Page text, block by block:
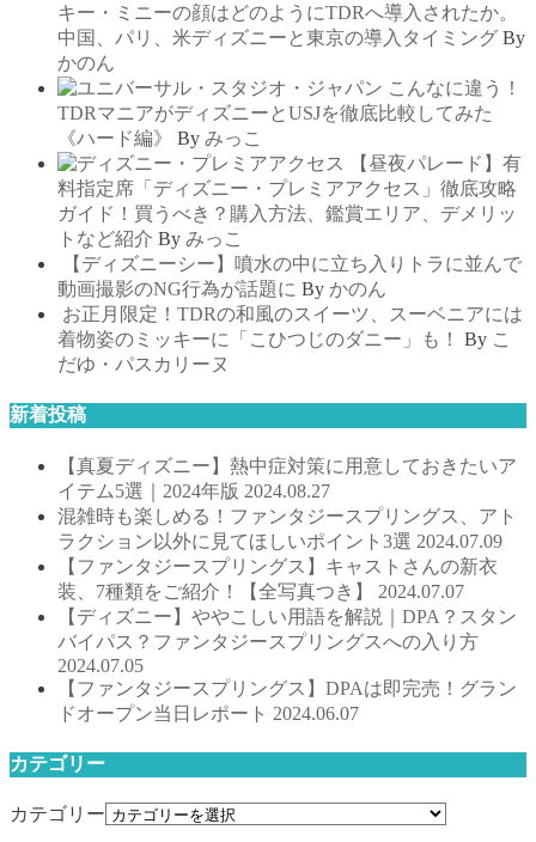
キー・ミニーの顔はどのようにTDRへ導入されたか。
中国、パリ、米ディズニーと東京の導入タイミング By
かのん
こんなに違う！
TDRマニアがディズニーとUSJを徹底比較してみた
《ハード編》
By みっこ
【昼夜パレード】有
料指定席「ディズニー・プレミアアクセス」徹底攻略
ガイド！買うべき？購入方法、鑑賞エリア、デメリッ
トなど紹介 By みっこ
【ディズニーシー】噴水の中に立ち入りトラに並んで
動画撮影のNG行為が話題に By かのん
お正月限定！TDRの和風のスイーツ、スーベニアには
着物姿のミッキーに「こひつじのダニー」も！
By こ
だゆ・パスカリーヌ
新着投稿
【真夏ディズニー】熱中症対策に用意しておきたいア
イテム5選｜2024年版 2024.08.27
混雑時も楽しめる！ファンタジースプリングス、アト
ラクション以外に見てほしいポイント3選 2024.07.09
【ファンタジースプリングス】キャストさんの新衣
装、7種類をご紹介！【全写真つき】 2024.07.07
【ディズニー】ややこしい用語を解説｜DPA？スタン
バイパス？ファンタジースプリングスへの入り方
2024.07.05
【ファンタジースプリングス】DPAは即完売！グラン
ドオープン当日レポート 2024.06.07
カテゴリー
カテゴリー